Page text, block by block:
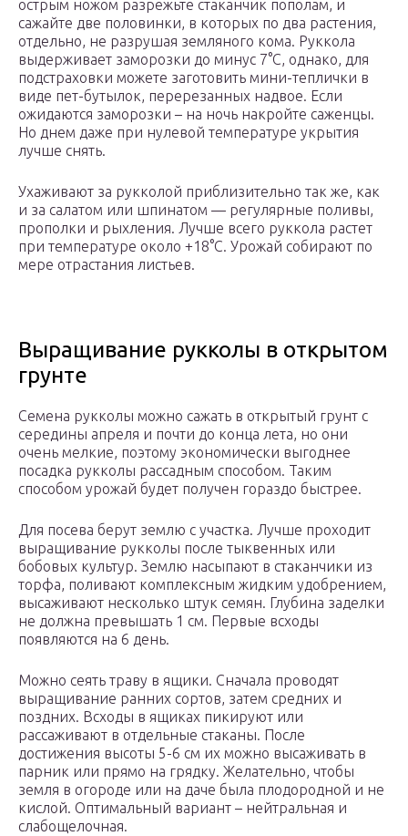
острым ножом разрежьте стаканчик пополам, и
сажайте две половинки, в которых по два растения,
отдельно, не разрушая земляного кома. Руккола
выдерживает заморозки до минус 7°С, однако, для
подстраховки можете заготовить мини-теплички в
виде пет-бутылок, перерезанных надвое. Если
ожидаются заморозки – на ночь накройте саженцы.
Но днем даже при нулевой температуре укрытия
лучше снять.
Ухаживают за рукколой приблизительно так же, как
и за салатом или шпинатом — регулярные поливы,
прополки и рыхления. Лучше всего руккола растет
при температуре около +18°С. Урожай собирают по
мере отрастания листьев.
Выращивание рукколы в открытом
грунте
Семена рукколы можно сажать в открытый грунт с
середины апреля и почти до конца лета, но они
очень мелкие, поэтому экономически выгоднее
посадка рукколы рассадным способом. Таким
способом урожай будет получен гораздо быстрее.
Для посева берут землю с участка. Лучше проходит
выращивание рукколы после тыквенных или
бобовых культур. Землю насыпают в стаканчики из
торфа, поливают комплексным жидким удобрением,
высаживают несколько штук семян. Глубина заделки
не должна превышать 1 см. Первые всходы
появляются на 6 день.
Можно сеять траву в ящики. Сначала проводят
выращивание ранних сортов, затем средних и
поздних. Всходы в ящиках пикируют или
рассаживают в отдельные стаканы. После
достижения высоты 5-6 см их можно высаживать в
парник или прямо на грядку. Желательно, чтобы
земля в огороде или на даче была плодородной и не
кислой. Оптимальный вариант – нейтральная и
слабощелочная.